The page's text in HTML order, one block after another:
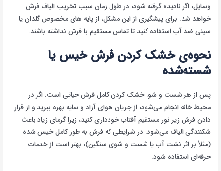
وسایل، اگر نادیده گرفته شود، در طول زمان سبب تخریب الیاف فرش
خواهد شد. برای پیشگیری از این مشکل، از پایه های مخصوص گلدان یا
سینی ضد آب استفاده کنید تا تماس مستقیم با فرش نداشته باشند.
نحوه‌ی خشک کردن فرش خیس یا
شسته‌شده
پس از هر شست و شو، خشک کردن کامل فرش حیاتی است. اگر در
محیط خانه انجام می‌شود، از جریان هوای آزاد و سایه بهره ببرید و از قرار
دادن فرش زیر نور مستقیم آفتاب خودداری کنید، زیرا گرمای زیاد باعث
شکنندگی الیاف می‌شود. در شرایطی که فرش به طور کامل خیس شده
(مثلاً بر اثر نشت آب یا شست و شوی سنگین)، بهتر است از خدمات
حرفه‌ای استفاده شود.